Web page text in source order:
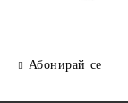
Абонирай се